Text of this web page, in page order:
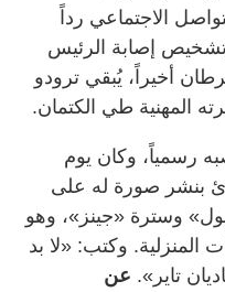
الاجتماعي رداً
إصابة الرئيس
أخيراً، يُبقي ترودو
المهنية طي الكتمان.
رسمياً، وكان يوم
بنشر صورة له على
وسترة «جينز»، وهو
المنزلية. وكتب: «لا بد
تاير». عن